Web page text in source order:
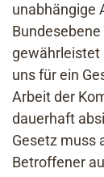
unabhängige
gewährleistet
uns für ein
Arbeit der
dauerhaft
Gesetz muss
Betroffener